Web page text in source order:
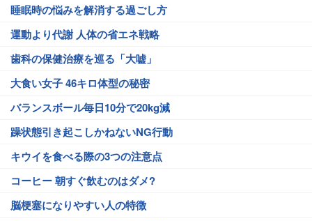
睡眠時の悩みを解消する過ごし方
運動より代謝 人体の省エネ戦略
歯科の保健治療を巡る「大嘘」
大食い女子 46キロ体型の秘密
バランスボール毎日10分で20kg減
躁状態引き起こしかねないNG行動
キウイを食べる際の3つの注意点
コーヒー 朝すぐ飲むのはダメ?
脳梗塞になりやすい人の特徴